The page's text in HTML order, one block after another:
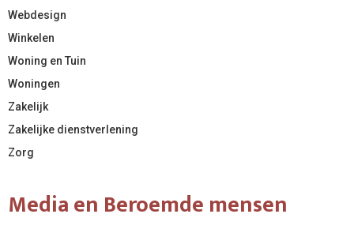
Webdesign
Winkelen
Woning en Tuin
Woningen
Zakelijk
Zakelijke dienstverlening
Zorg
Media en Beroemde mensen